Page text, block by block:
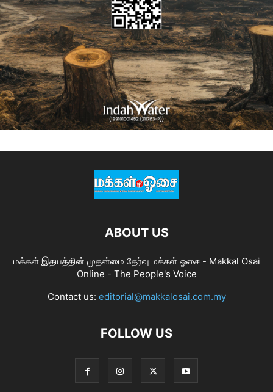
ABOUT US
மக்கள் இதயத்தின் முதன்மை தேர்வு மக்கள் ஓசை - Makkal Osai
Online - The People's Voice
Contact us: editorial@makkalosai.com.my
FOLLOW US